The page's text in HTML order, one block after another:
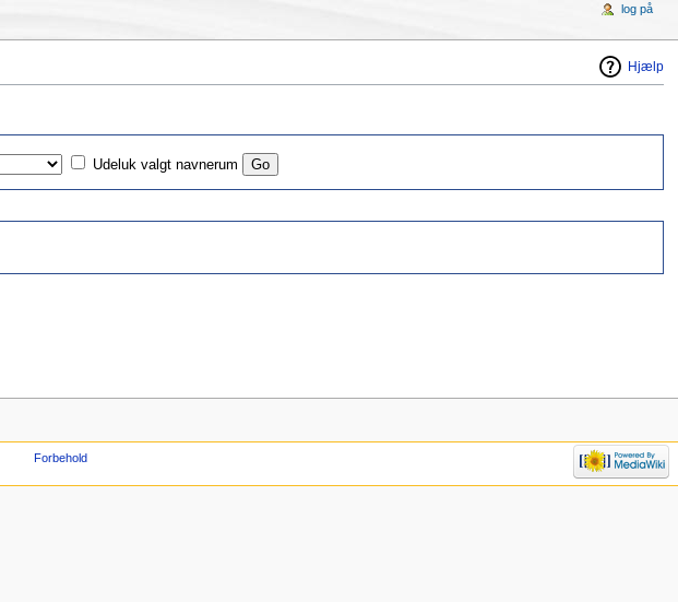
Hjælp
Udeluk valgt navnerum
log på
Forbehold